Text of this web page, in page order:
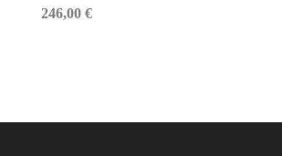
246,00€